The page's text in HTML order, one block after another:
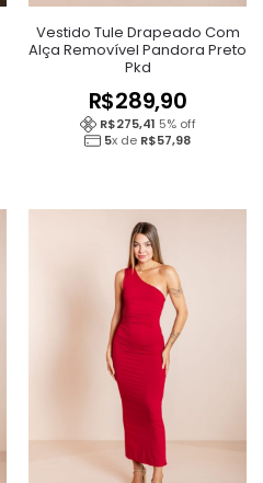
Vestido Tule Drapeado Com
Alça Removível Pandora Preto
Pkd
R$289,90
R$275,41 5% off
5x de R$57,98